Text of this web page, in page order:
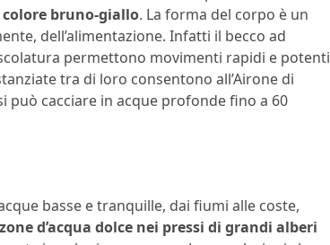
bruno-giallo. La forma del corpo è un
dell’alimentazione. Infatti il becco ad
permettono movimenti rapidi e potenti
tra di loro consentono all’Airone di
può cacciare in acque profonde fino a 60
basse e tranquille, dai fiumi alle coste,
d’acqua dolce nei pressi di grandi alberi